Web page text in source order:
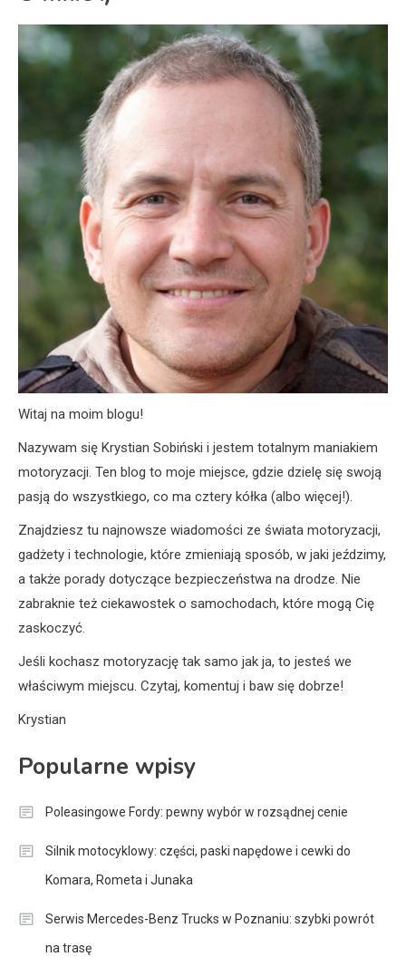
Witaj na moim blogu!
Nazywam się Krystian Sobiński i jestem totalnym maniakiem
motoryzacji. Ten blog to moje miejsce, gdzie dzielę się swoją
pasją do wszystkiego, co ma cztery kółka (albo więcej!).
Znajdziesz tu najnowsze wiadomości ze świata motoryzacji,
gadżety i technologie, które zmieniają sposób, w jaki jeździmy,
a także porady dotyczące bezpieczeństwa na drodze. Nie
zabraknie też ciekawostek o samochodach, które mogą Cię
zaskoczyć.
Jeśli kochasz motoryzację tak samo jak ja, to jesteś we
właściwym miejscu. Czytaj, komentuj i baw się dobrze!
Krystian
Popularne wpisy
Poleasingowe Fordy: pewny wybór w rozsądnej cenie
Silnik motocyklowy: części, paski napędowe i cewki do
Komara, Rometa i Junaka
Serwis Mercedes-Benz Trucks w Poznaniu: szybki powrót
na trasę